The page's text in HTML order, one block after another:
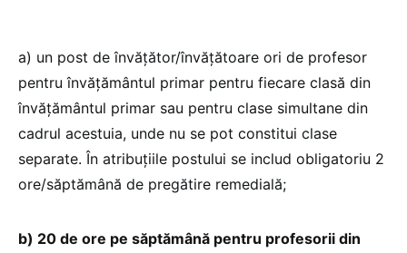
a) un post de învățător/învățătoare ori de profesor
pentru învățământul primar pentru fiecare clasă din
învățământul primar sau pentru clase simultane din
cadrul acestuia, unde nu se pot constitui clase
separate. În atribuțiile postului se includ obligatoriu 2
ore/săptămână de pregătire remedială;
b) 20 de ore pe săptămână pentru profesorii din